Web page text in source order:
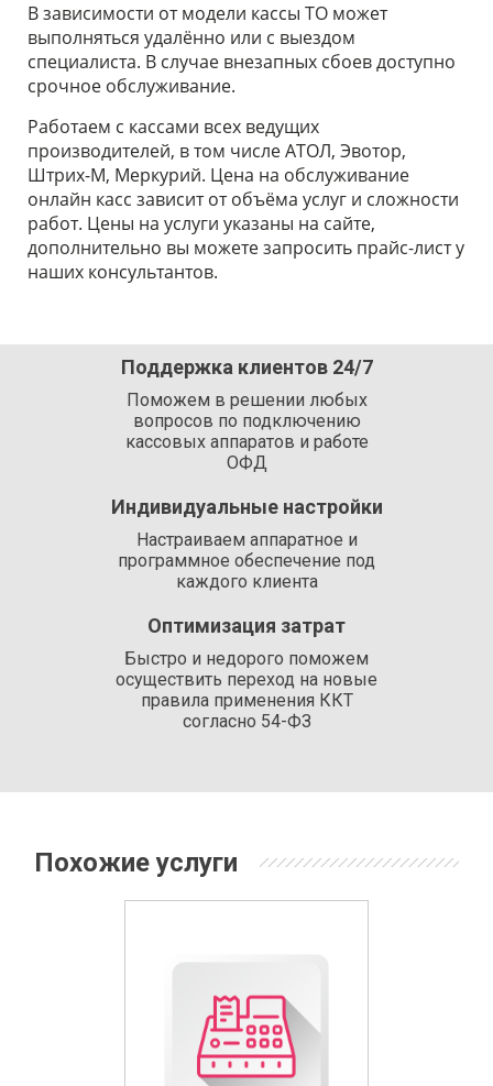
В зависимости от модели кассы ТО может
выполняться удалённо или с выездом
специалиста. В случае внезапных сбоев доступно
срочное обслуживание.
Работаем с кассами всех ведущих
производителей, в том числе АТОЛ, Эвотор,
Штрих-М, Меркурий. Цена на обслуживание
онлайн касс зависит от объёма услуг и сложности
работ. Цены на услуги указаны на сайте,
дополнительно вы можете запросить прайс-лист у
наших консультантов.
Поддержка клиентов 24/7
Поможем в решении любых
вопросов по подключению
кассовых аппаратов и работе
ОФД
Индивидуальные настройки
Настраиваем аппаратное и
программное обеспечение под
каждого клиента
Оптимизация затрат
Быстро и недорого поможем
осуществить переход на новые
правила применения ККТ
согласно 54-ФЗ
Похожие услуги